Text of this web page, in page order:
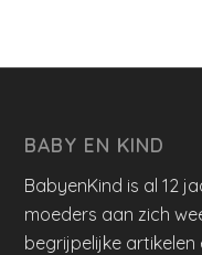
BABY EN KIND
BabyenKind is al 12
moeders aan zich
begrijpelijke artikelen